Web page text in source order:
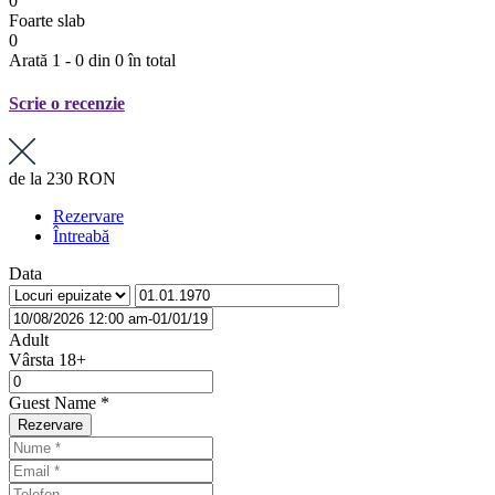
Foarte slab
0
Arată 1 - 0 din 0 în total
Scrie o recenzie
de la 230 RON
Rezervare
Întreabă
Data
Adult
Vârsta 18+
Guest Name *
Rezervare